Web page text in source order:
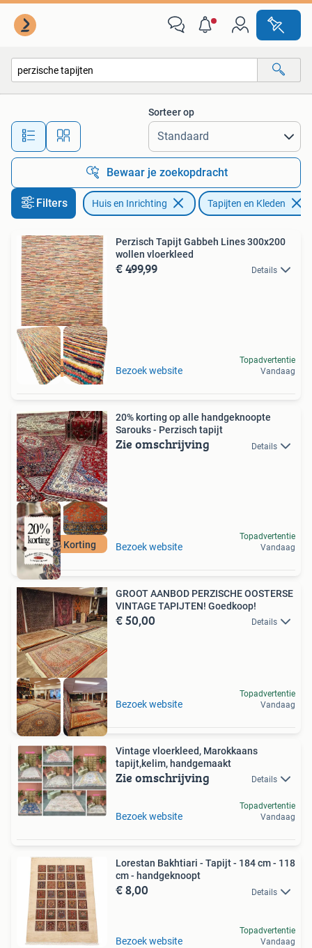
Alle afstanden…
Sorteer op
Bewaar je zoekopdracht
Filters Huis en Inrichting Tapijten en Kleden
Gratis Verzenden
Perzisch Tapijt Gabbeh Lines 300x200
wollen vloerkleed
€ 499,99 Details
Bezoek website
Topadvertentie
Vandaag
Nu 20% Korting
20% korting op alle handgeknoopte
Sarouks - Perzisch tapijt
Zie omschrijving Details
Bezoek website
Topadvertentie
Vandaag
GROOT AANBOD PERZISCHE OOSTERSE
VINTAGE TAPIJTEN! Goedkoop!
€ 50,00 Details
Bezoek website
Topadvertentie
Vandaag
Vintage vloerkleed, Marokkaans
tapijt,kelim, handgemaakt
Zie omschrijving Details
Bezoek website
Topadvertentie
Vandaag
Lorestan Bakhtiari - Tapijt - 184 cm - 118
cm - handgeknoopt
€ 8,00 Details
Bezoek website
Topadvertentie
Vandaag